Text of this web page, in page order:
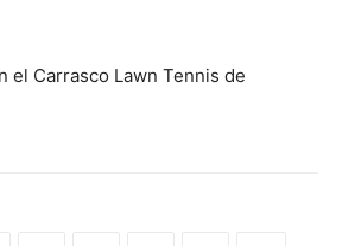
el Carrasco Lawn Tennis de